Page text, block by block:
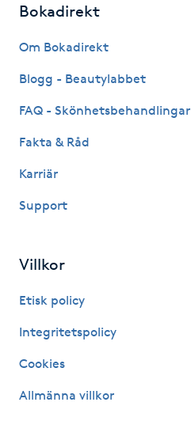
Hårborttagning
Hårbottenbehandling
Hårvård
Hälsprickor
Idrottsmassage
IPL
Bokadirekt
Om Bokadirekt
Blogg - Beautylabbet
FAQ - Skönhetsbehandlingar
Fakta & Råd
Karriär
Support
Villkor
Etisk policy
Integritetspolicy
Cookies
Allmänna villkor